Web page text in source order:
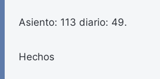
Asiento: 113 diario: 49.
Hechos